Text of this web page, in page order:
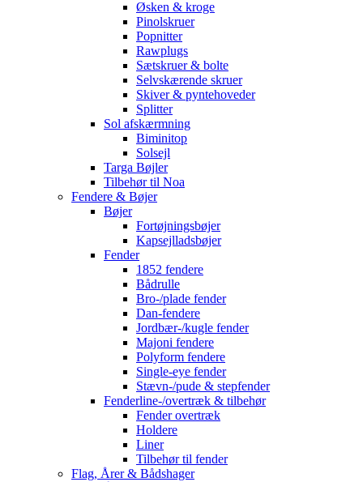
Øsken & kroge
Pinolskruer
Popnitter
Rawplugs
Sætskruer & bolte
Selvskærende skruer
Skiver & pyntehoveder
Splitter
Sol afskærmning
Biminitop
Solsejl
Targa Bøjler
Tilbehør til Noa
Fendere & Bøjer
Bøjer
Fortøjningsbøjer
Kapsejlladsbøjer
Fender
1852 fendere
Bådrulle
Bro-/plade fender
Dan-fendere
Jordbær-/kugle fender
Majoni fendere
Polyform fendere
Single-eye fender
Stævn-/pude & stepfender
Fenderline-/overtræk & tilbehør
Fender overtræk
Holdere
Liner
Tilbehør til fender
Flag, Årer & Bådshager